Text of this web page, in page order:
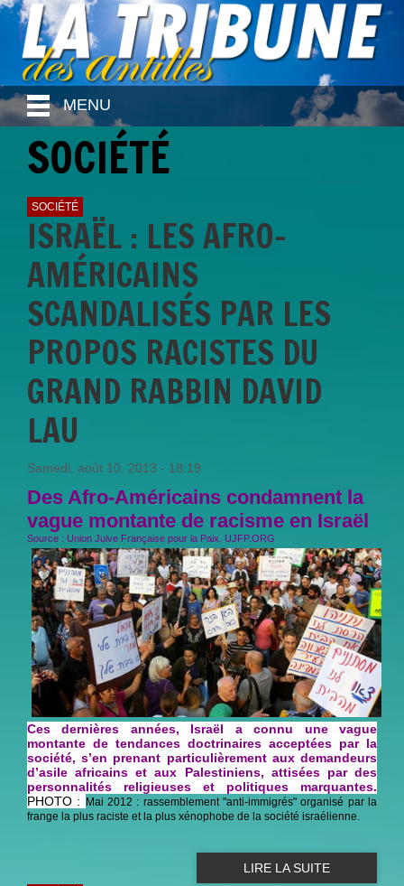
MENU
SOCIÉTÉ
SOCIÉTÉ
ISRAËL : LES AFRO-
AMÉRICAINS
SCANDALISÉS PAR LES
PROPOS RACISTES DU
GRAND RABBIN DAVID
LAU
Samedi, août 10, 2013 - 18:19
Des Afro-Américains condamnent la
vague montante de racisme en Israël
Source : Union Juive Française pour la Paix. UJFP.ORG
Ces dernières années, Israël a connu une vague
montante de tendances doctrinaires acceptées par la
société, s’en prenant particulièrement aux demandeurs
d’asile africains et aux Palestiniens, attisées par des
personnalités religieuses et politiques marquantes.
PHOTO : Mai 2012 : rassemblement "anti-immigrés" organisé par la
frange la plus raciste et la plus xénophobe de la société israélienne.
LIRE LA SUITE